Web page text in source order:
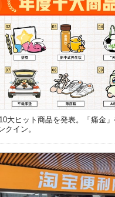
大ヒット商品を発表。「痛金
クイン。